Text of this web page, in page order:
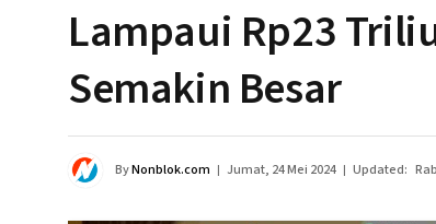
Lampaui Rp23
Semakin Besar
ByNonblok.com Jumat, 24 Mei 2024 Updated: